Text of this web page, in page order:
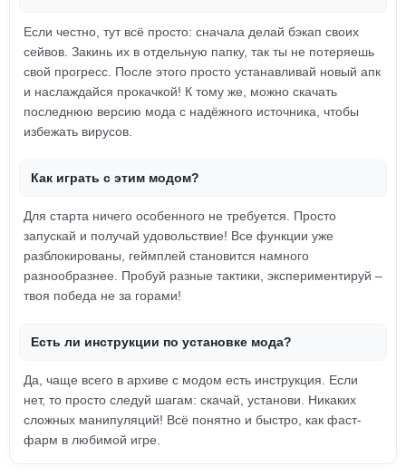
Если честно, тут всё просто: сначала делай бэкап своих
сейвов. Закинь их в отдельную папку, так ты не потеряешь
свой прогресс. После этого просто устанавливай новый апк
и наслаждайся прокачкой! К тому же, можно скачать
последнюю версию мода с надёжного источника, чтобы
избежать вирусов.
Как играть с этим модом?
Для старта ничего особенного не требуется. Просто
запускай и получай удовольствие! Все функции уже
разблокированы, геймплей становится намного
разнообразнее. Пробуй разные тактики, экспериментируй –
твоя победа не за горами!
Есть ли инструкции по установке мода?
Да, чаще всего в архиве с модом есть инструкция. Если
нет, то просто следуй шагам: скачай, установи. Никаких
сложных манипуляций! Всё понятно и быстро, как фаст-
фарм в любимой игре.